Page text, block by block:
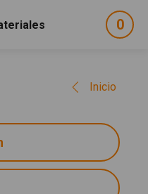
0
Inicio